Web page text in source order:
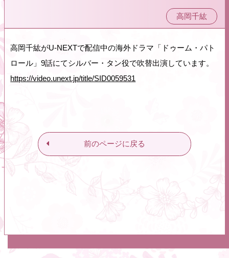
高岡千紘
高岡千紘がU-NEXTで配信中の海外ドラマ「ドゥーム・パト
ロール」9話にてシルバー・タン役で吹替出演しています。
https://video.unext.jp/title/SID0059531
前のページに戻る